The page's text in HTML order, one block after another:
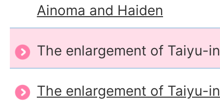
Ainoma and Haiden
The enlargement of Taiyu-
The enlargement of Taiyu-